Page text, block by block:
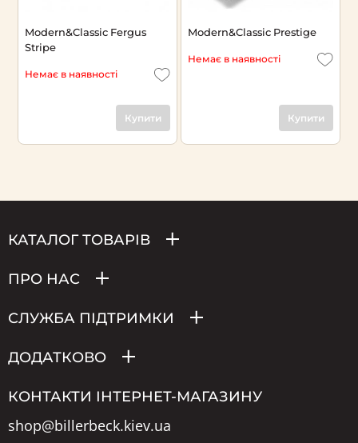
Modern&Classic Fergus
Stripe
Немає в наявності
Купити
Modern&Classic Prestige
Немає в наявності
Купити
КАТАЛОГ ТОВАРІВ
ПРО НАС
СЛУЖБА ПІДТРИМКИ
ДОДАТКОВО
КОНТАКТИ ІНТЕРНЕТ-МАГАЗИНУ
shop@billerbeck.kiev.ua